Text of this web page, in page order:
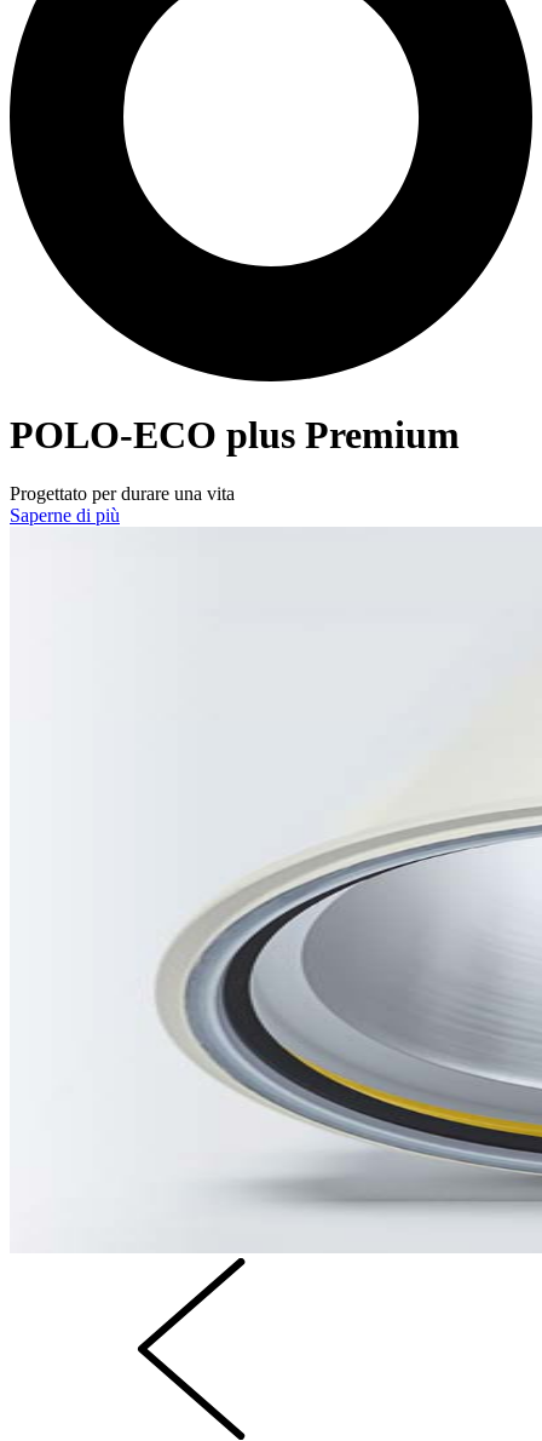
POLO-ECO plus Premium
Progettato per durare una vita
Saperne di più